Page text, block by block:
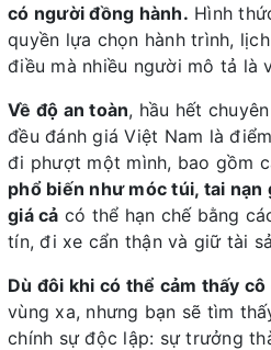
có người đồng hành. Hình
quyền lựa chọn hành trình,
điều mà nhiều người mô tả là
Về độ an toàn, hầu hết
đều đánh giá Việt Nam là
đi phượt một mình, bao gồm
phổ biến như móc túi, tai nạn
giá cả có thể hạn chế bằng
tín, đi xe cẩn thận và giữ tài
Dù đôi khi có thể cảm thấy cô
vùng xa, nhưng bạn sẽ tìm
chính sự độc lập: sự trưởng